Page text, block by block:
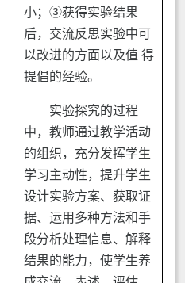
小；③获得实验结果
后，交流反思实验中可
以改进的方面以及值 得
提倡的经验。
实验探究的过程
中，教师通过教学活动
的组织，充分发挥学生
学习主动性，提升学生
设计实验方案、获取证
据、运用多种方法和手
段分析处理信息、解释
结果的能力，使学生养